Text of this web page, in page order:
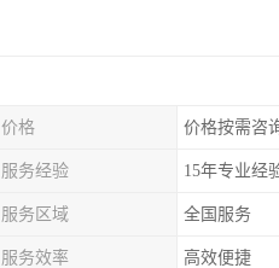
价格 价格按需咨
服务经验 15年专业经
服务区域 全国服务
服务效率 高效便捷